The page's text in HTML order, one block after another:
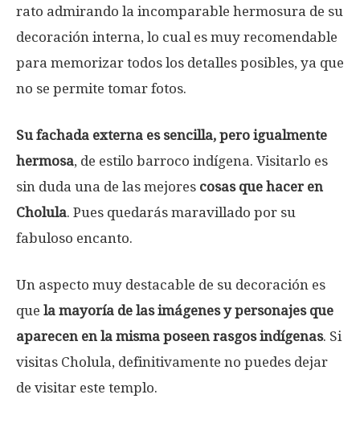
rato admirando la incomparable hermosura de su
decoración interna, lo cual es muy recomendable
para memorizar todos los detalles posibles, ya que
no se permite tomar fotos.
Su fachada externa es sencilla, pero igualmente
hermosa, de estilo barroco indígena. Visitarlo es
sin duda una de las mejores cosas que hacer en
Cholula. Pues quedarás maravillado por su
fabuloso encanto.
Un aspecto muy destacable de su decoración es
que la mayoría de las imágenes y personajes que
aparecen en la misma poseen rasgos indígenas. Si
visitas Cholula, definitivamente no puedes dejar
de visitar este templo.